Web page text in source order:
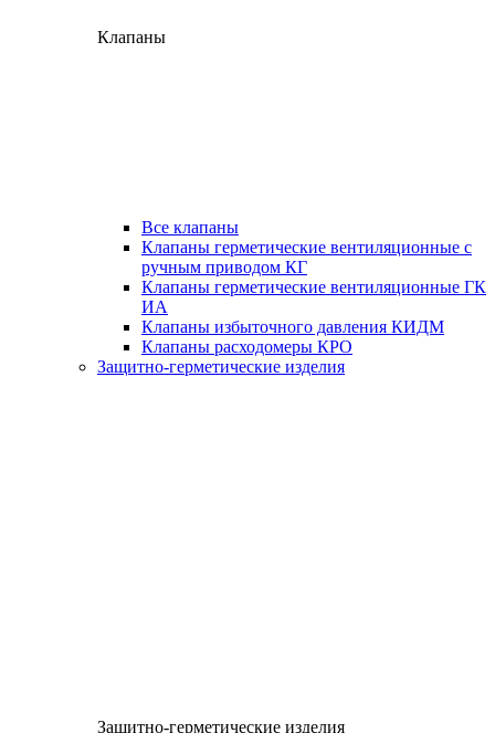
Клапаны
Все клапаны
Клапаны герметические вентиляционные с
ручным приводом КГ
Клапаны герметические вентиляционные ГК
ИА
Клапаны избыточного давления КИДМ
Клапаны расходомеры КРО
Защитно-герметические изделия
Защитно-герметические изделия